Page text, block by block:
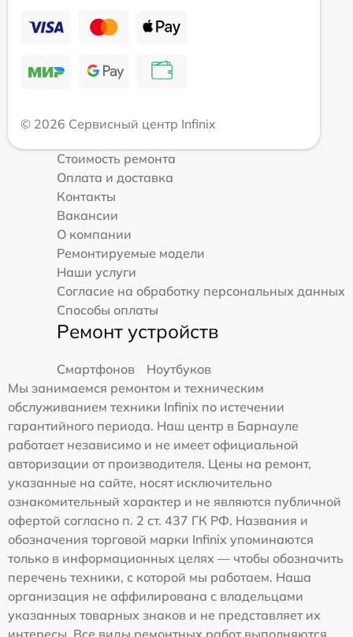
© 2026 Сервисный центр Infinix
Стоимость ремонта
Оплата и доставка
Контакты
Вакансии
О компании
Ремонтируемые модели
Наши услуги
Согласие на обработку персональных данных
Способы оплаты
Ремонт устройств
Смартфонов
Ноутбуков
Мы занимаемся ремонтом и техническим
обслуживанием техники Infinix по истечении
гарантийного периода. Наш центр в Барнауле
работает независимо и не имеет официальной
авторизации от производителя. Цены на ремонт,
указанные на сайте, носят исключительно
ознакомительный характер и не являются публичной
офертой согласно п. 2 ст. 437 ГК РФ. Названия и
обозначения торговой марки Infinix упоминаются
только в информационных целях — чтобы обозначить
перечень техники, с которой мы работаем. Наша
организация не аффилирована с владельцами
указанных товарных знаков и не представляет их
интересы. Все виды ремонтных работ выполняются